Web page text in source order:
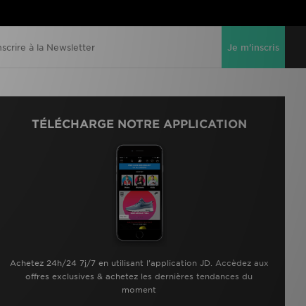
Je m'inscris
TÉLÉCHARGE NOTRE APPLICATION
Achetez 24h/24 7j/7 en utilisant l'application JD. Accèdez aux
offres exclusives & achetez les dernières tendances du
moment